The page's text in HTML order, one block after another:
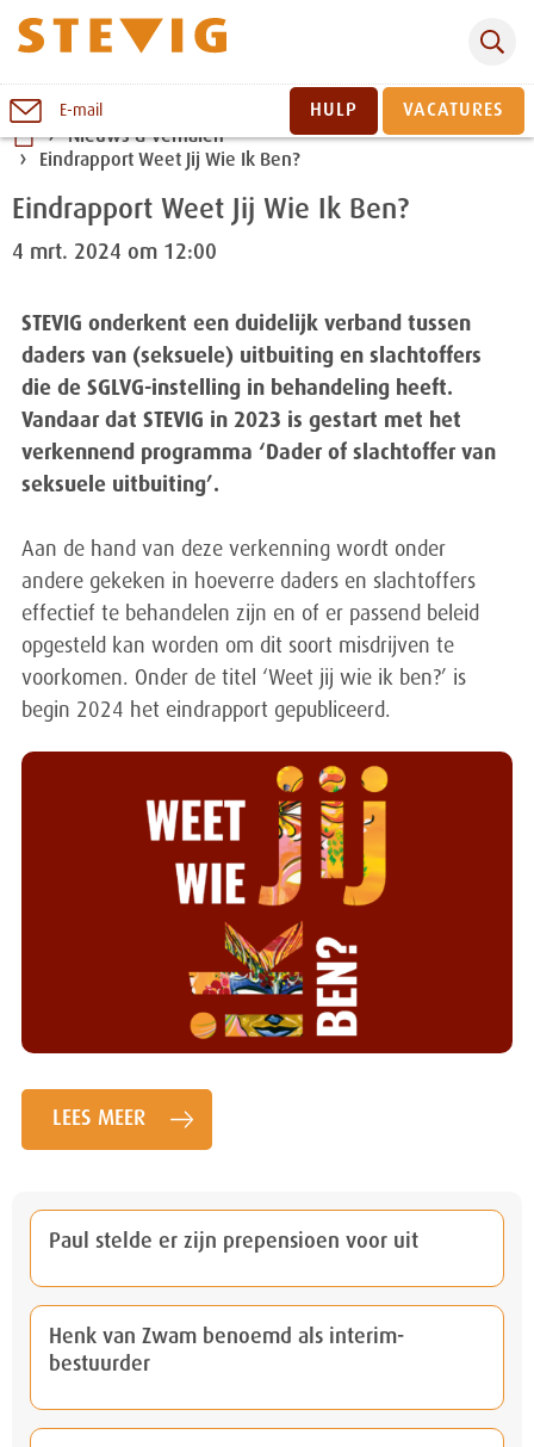
Naar
inhoud
E-mail HULP
VACATURES
Nieuws & verhalen
Eindrapport Weet Jij Wie Ik Ben?
Paul stelde er zijn prepensioen voor uit
Henk van Zwam benoemd als interim-
bestuurder
Eindrapport Weet Jij Wie Ik Ben?
4 mrt. 2024 om 12:00
STEVIG onderkent een duidelijk verband tussen
daders van (seksuele) uitbuiting en slachtoffers
die de SGLVG-instelling in behandeling heeft.
Vandaar dat STEVIG in 2023 is gestart met het
verkennend programma ‘Dader of slachtoffer van
seksuele uitbuiting’.
Aan de hand van deze verkenning wordt onder
andere gekeken in hoeverre daders en slachtoffers
effectief te behandelen zijn en of er passend beleid
opgesteld kan worden om dit soort misdrijven te
voorkomen. Onder de titel ‘Weet jij wie ik ben?’ is
begin 2024 het eindrapport gepubliceerd.
LEES MEER